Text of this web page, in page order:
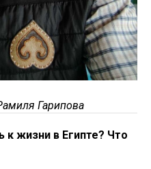
Гарипова
к жизни в Египте? Что